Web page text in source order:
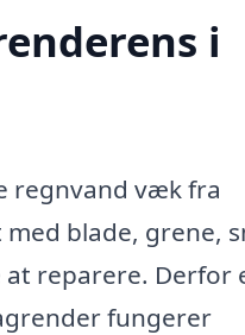
i
regnvand væk fra
blade, grene,
at reparere. Derfor
fungerer